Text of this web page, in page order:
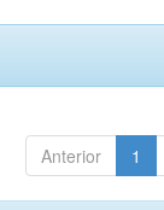
Anterior 1